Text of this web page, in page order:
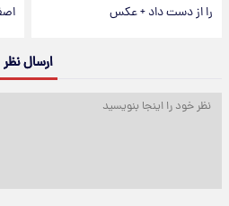
را از دست داد + عکس
ارسال نظر